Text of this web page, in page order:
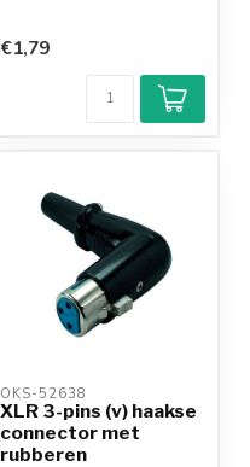
€1,79
OKS-52638
XLR 3-pins (v) haakse
connector met
rubberen